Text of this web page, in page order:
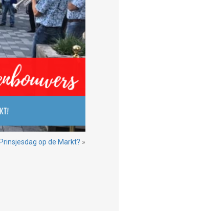
Prinsjesdag op de Markt? »